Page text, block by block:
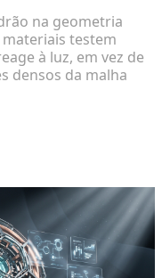
na geometria
testem
à luz, em vez de
densos da malha